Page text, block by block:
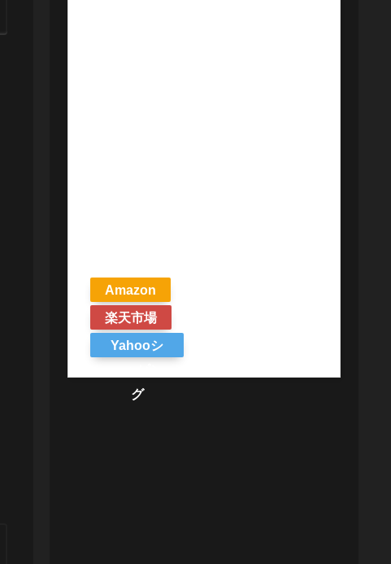
Amazon
楽天市場
Yahooシ
グ